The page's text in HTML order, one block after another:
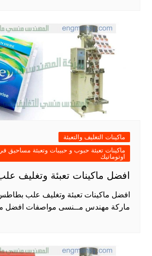
ماكينات التغليف والتعبئة
ماكينات تعبئة حبوب و حبيبات وتعبئة مساحيق
اوتوماتيك
افضل ماكينات تعبئة وتغليف
ماركة مهندس مــنسى مواصفات افضل